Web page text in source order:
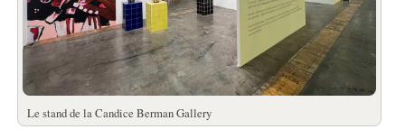
Le stand de la Candice Berman Gallery